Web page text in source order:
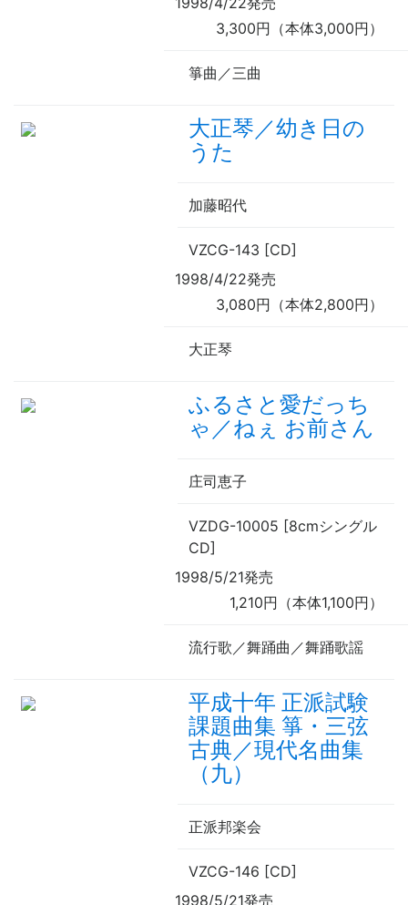
3,300円（本体3,000円）
箏曲／三曲
大正琴／幼き日の
うた
加藤昭代
VZCG-143 [CD]
1998/4/22発売
3,080円（本体2,800円）
大正琴
ふるさと愛だっち
ゃ／ねぇ お前さん
庄司恵子
VZDG-10005 [8cmシングル
CD]
1998/5/21発売
1,210円（本体1,100円）
流行歌／舞踊曲／舞踊歌謡
平成十年 正派試験
課題曲集 箏・三弦
古典／現代名曲集
（九）
正派邦楽会
VZCG-146 [CD]
1998/5/21発売